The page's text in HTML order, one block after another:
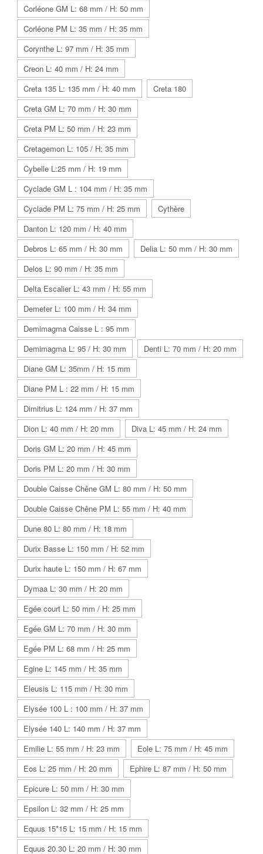
Corléone GM L: 68 mm / H: 50 mm
Corléone PM L: 35 mm / H: 35 mm
Corynthe L: 97 mm / H: 35 mm
Creon L: 40 mm / H: 24 mm
Creta 135 L: 135 mm / H: 40 mm
Creta 180
Creta GM L: 70 mm / H: 30 mm
Creta PM L: 50 mm / H: 23 mm
Cretagemon L: 105 / H: 35 mm
Cybelle L:25 mm / H: 19 mm
Cyclade GM L : 104 mm / H: 35 mm
Cyclade PM L: 75 mm / H: 25 mm
Cythère
Danton L: 120 mm / H: 40 mm
Debros L: 65 mm / H: 30 mm
Delia L: 50 mm / H: 30 mm
Delos L: 90 mm / H: 35 mm
Delta Escalier L: 43 mm / H: 55 mm
Demeter L: 100 mm / H: 34 mm
Demimagma Caisse L : 95 mm
Demimagma L: 95 / H: 30 mm
Denti L: 70 mm / H: 20 mm
Diane GM L: 35mm / H: 15 mm
Diane PM L : 22 mm / H: 15 mm
Dimitrius L: 124 mm / H: 37 mm
Dion L: 40 mm / H: 20 mm
Diva L: 45 mm / H: 24 mm
Doris GM L: 20 mm / H: 45 mm
Doris PM L: 20 mm / H: 30 mm
Double Caisse Chêne GM L: 80 mm / H: 50 mm
Double Caisse Chêne PM L: 55 mm / H: 40 mm
Dune 80 L: 80 mm / H: 18 mm
Durix Basse L: 150 mm / H: 52 mm
Durix haute L: 150 mm / H: 67 mm
Dymaa L: 30 mm / H: 20 mm
Egée court L: 50 mm / H: 25 mm
Egée GM L: 70 mm / H: 30 mm
Egée PM L: 68 mm / H: 25 mm
Egine L: 145 mm / H: 35 mm
Eleusis L: 115 mm / H: 30 mm
Elysée 100 L : 100 mm / H: 37 mm
Elysée 140 L: 140 mm / H: 37 mm
Emilie L: 55 mm / H: 23 mm
Eole L: 75 mm / H: 45 mm
Eos L: 25 mm / H: 20 mm
Ephire L: 87 mm / H: 50 mm
Epicure L: 50 mm / H: 30 mm
Epsilon L: 32 mm / H: 25 mm
Equus 15*15 L: 15 mm / H: 15 mm
Equus 20.30 L: 20 mm / H: 30 mm